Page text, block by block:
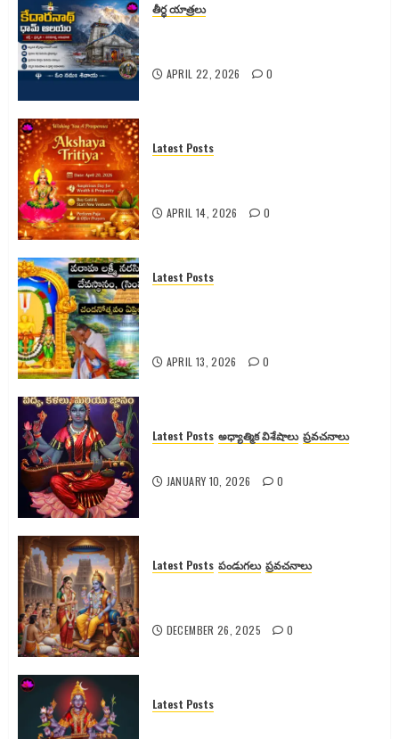
తీర్ధ యాత్రలు
APRIL 22, 2026 0
Latest Posts
APRIL 14, 2026 0
Latest Posts
APRIL 13, 2026 0
Latest Posts అధ్యాత్మిక విశేషాలు ప్రవచనాలు
JANUARY 10, 2026 0
Latest Posts పండుగలు ప్రవచనాలు
DECEMBER 26, 2025 0
Latest Posts